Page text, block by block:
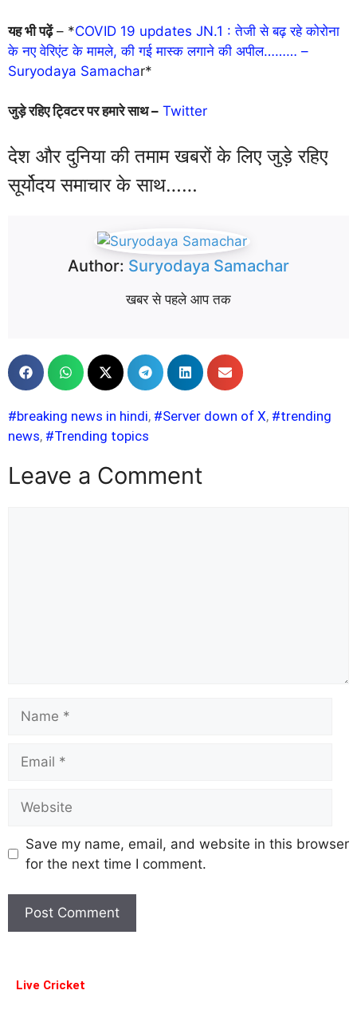
यह भी पढ़ें– *COVID 19 updates JN.1 : तेजी से बढ़ रहे कोरोना
के नए वेरिएंट के मामले, की गई मास्क लगाने की अपील……… –
Suryodaya Samachar*
जुड़े रहिए ट्विटर पर हमारे साथ – Twitter
देश और दुनिया की तमाम खबरों के लिए जुड़े रहिए
सूर्योदय समाचार के साथ……
Author: Suryodaya Samachar
खबर से पहले आप तक
#breaking news in hindi, #Server down of X, #trending
news, #Trending topics
Leave a Comment
Save my name, email, and website in this browser
for the next time I comment.
Live Cricket